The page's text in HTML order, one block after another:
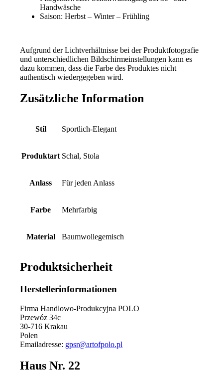
Handwäsche
Saison: Herbst – Winter – Frühling
Aufgrund der Lichtverhältnisse bei der Produktfotografie
und unterschiedlichen Bildschirmeinstellungen kann es
dazu kommen, dass die Farbe des Produktes nicht
authentisch wiedergegeben wird.
Zusätzliche Information
Stil Sportlich-Elegant
Produktart Schal, Stola
Anlass Für jeden Anlass
Farbe Mehrfarbig
Material Baumwollegemisch
Produktsicherheit
Herstellerinformationen
Firma Handlowo-Produkcyjna POLO
Przewóz 34c
30-716 Krakau
Polen
Emailadresse: gpsr@artofpolo.pl
Haus Nr. 22